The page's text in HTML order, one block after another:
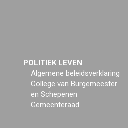
POLITIEK LEVEN
Algemene beleidsverklaring
College van Burgemeester
en Schepenen
Gemeenteraad